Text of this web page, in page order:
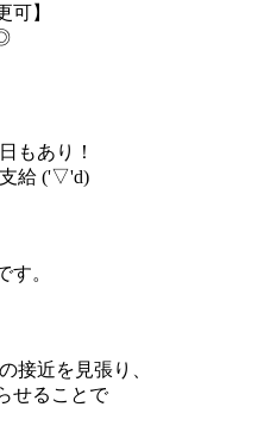
可】
もあり！
給 ('▽'d)
す。
接近を見張り、
せることで